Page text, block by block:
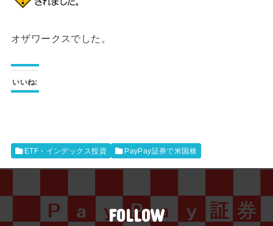
オザワークスでした。
いいね:
ETF・インデックス投資 PayPay証券で米国株
FOLLOW